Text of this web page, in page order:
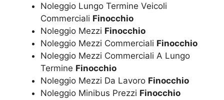
Noleggio Lungo Termine Veicoli
Commerciali Finocchio
Noleggio Mezzi Finocchio
Noleggio Mezzi Commerciali Finocchio
Noleggio Mezzi Commerciali A Lungo
Termine Finocchio
Noleggio Mezzi Da Lavoro Finocchio
Noleggio Minibus Prezzi Finocchio